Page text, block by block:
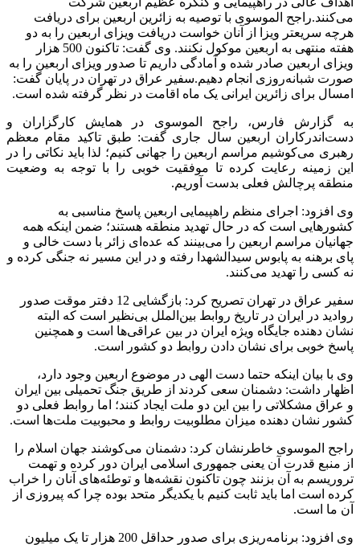
می‌کنند.راجح الموسوی با توصیه به زائرین اربعین برای دریافت
هرچه سریعتر ویزا از آنان خواست دریافت ویزای اربعین را به دو
هفته منتهی به اربعین موکول نکنند. وی گفت: تاکنون 500 هزار
ویزای اربعین صادر شده و آمادگی داریم تا صدور ویزای اربعین را به
صورت شبانه‌روزی انجام دهیم.سفیر عراق در تهران در پایان گفت:
امسال برای زائرین ایرانی یک ماه اقامت در نظر گرفته شده است.
به گزارش فارس، راجح الموسوی در همایش کارگزاران و
دست‌اندرکاران اربعین سال جاری گفت: طبق تاکید مقام معظم
رهبری می‌کوشیم مراسم اربعین را جهانی کنیم؛ لذا باید نکاتی را در
این زمینه رعایت کرده تا موفقیت خوبی را با توجه به وضعیت
منطقه پرچالش فعلی بدست آوریم.
وی افزود: اجرای منظم راهپیمایی اربعین پاسخ مناسبی به
کشورهایی است که در حال تهدید منطقه هستند؛ ضمن اینکه همه
جهانیان مراسم اربعین را می‌بینند که عده‌ای زائر با دست خالی و
پای برهنه به پابوس سیدالشهدا رفته و در این مسیر نه جنگی کرده و
نه کسی را تهدید می‌کنند.
سفیر عراق در تهران تصریح کرد: بازگشایی 12 دفتر موقت صدور
روادید در ایران در تاریخ روابط بین‌الملل بی‌نظیر است که البته
نشان دهنده جایگاه ویژه ایران در بین عراقی‌ها است و همچنین
پاسخ خوبی برای نشان دادن روابط دو کشور است.
وی با بیان اینکه حتما دست الهی در موضوع اربعین وجود دارد،
اظهار داشت: دشمنان سعی کردند از طریق جنگ تحمیلی بین ایران
و عراق مشکلاتی را بین این دو ملت ایجاد کنند؛ اما روابط فعلی دو
کشور نشان دهنده میزان مطلوبیت روابط و محبوبیت ملت‌ها است.
راجح الموسوی خاطرنشان کرد: دشمنان می‌کوشند جهان اسلام را
از منبع قدرت آن یعنی جمهوری اسلامی ایران دور کرده و تهمت
تروریسم به آن بزنند چون تاکنون نقشه‌ها و توطئه‌های آنان را خراب
کرده است اما باید ثابت کنیم با یکدیگر متحد بوده چرا که پیروزی از
آن ما است.
وی افزود: برنامه‌ریزی برای صدور حداقل 200 هزار تا یک میلیون